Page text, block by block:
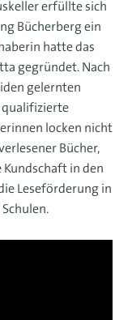
erfüllte sich
Bücherberg ein
hatte das
gegründet. Nach
gelernten
qualifizierte
locken nicht
Bücher,
Kundschaft in den
Leseförderung in